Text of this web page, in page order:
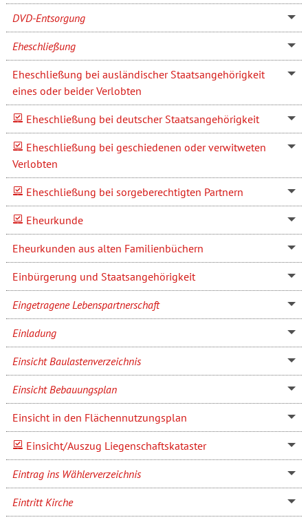
DVD-Entsorgung
Eheschließung
Eheschließung bei ausländischer Staatsangehörigkeit
eines oder beider Verlobten
Eheschließung bei deutscher Staatsangehörigkeit
Eheschließung bei geschiedenen oder verwitweten
Verlobten
Eheschließung bei sorgeberechtigten Partnern
Eheurkunde
Eheurkunden aus alten Familienbüchern
Einbürgerung und Staatsangehörigkeit
Eingetragene Lebenspartnerschaft
Einladung
Einsicht Baulastenverzeichnis
Einsicht Bebauungsplan
Einsicht in den Flächennutzungsplan
Einsicht/Auszug Liegenschaftskataster
Eintrag ins Wählerverzeichnis
Eintritt Kirche